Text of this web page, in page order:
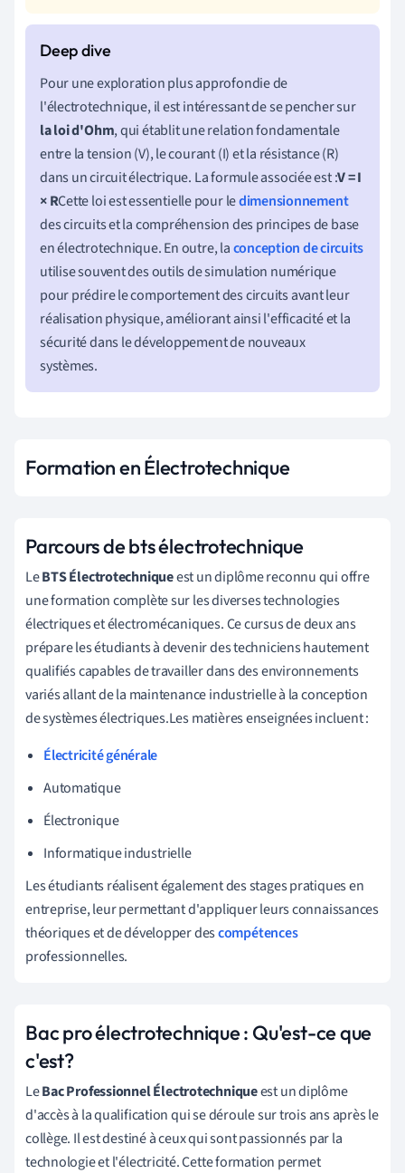
Pour une exploration plus approfondie de
l'électrotechnique, il est intéressant de se pencher sur
la loi d'Ohm, qui établit une relation fondamentale
entre la tension (V), le courant (I) et la résistance (R)
dans un circuit électrique. La formule associée est :V = I
× RCette loi est essentielle pour ledimensionnement
des circuits et la compréhension des principes de base
en électrotechnique. En outre, laconception de circuits
utilise souvent des outils de simulation numérique
pour prédire le comportement des circuits avant leur
réalisation physique, améliorant ainsi l'efficacité et la
sécurité dans le développement de nouveaux
systèmes.
Formation en Électrotechnique
Parcours de bts électrotechnique
LeBTS Électrotechniqueest un diplôme reconnu qui offre
une formation complète sur les diverses technologies
électriques et électromécaniques. Ce cursus de deux ans
prépare les étudiants à devenir des techniciens hautement
qualifiés capables de travailler dans des environnements
variés allant de la maintenance industrielle à la conception
de systèmes électriques.Les matières enseignées incluent :
Électricité générale
Automatique
Électronique
Informatique industrielle
Les étudiants réalisent également des stages pratiques en
entreprise, leur permettant d'appliquer leurs connaissances
théoriques et de développer descompétences
professionnelles.
Bac pro électrotechnique : Qu'est-ce que
c'est?
LeBac Professionnel Électrotechniqueest un diplôme
d'accès à la qualification qui se déroule sur trois ans après le
collège. Il est destiné à ceux qui sont passionnés par la
technologie et l'électricité. Cette formation permet